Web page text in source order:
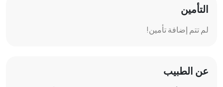
التأمين
لم تتم إضافة تأمين!
عن الطبيب